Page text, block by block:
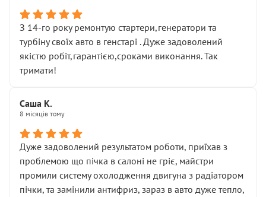
З 14-го року ремонтую стартери,генератори та
турбіну своїх авто в генстарі . Дуже задоволений
якістю робіт,гарантією,сроками виконання. Так
тримати!
Саша К.
8 місяців тому
Дуже задоволений результатом роботи, приїхав з
проблемою що пічка в салоні не гріє, майстри
промили систему охолодження двигуна з радіатором
пічки, та замінили антифриз, зараз в авто дуже тепло,